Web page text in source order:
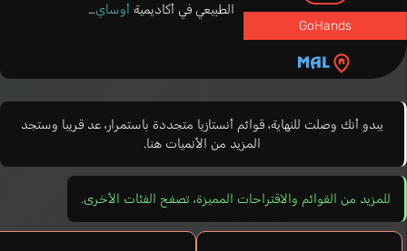
GoHands
الطبيعي في أكاديمية أوساي…
يبدو أنك وصلت للنهاية، قوائم أنستازيا متجددة باستمرار، عد قريبا وستجد
المزيد من الأنميات هنا.
للمزيد من القوائم والاقتراحات المميزة، تصفح الفئات الأخرى.